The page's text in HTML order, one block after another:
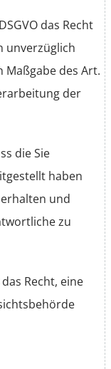
das Recht
unverzüglich
Maßgabe des Art.
der
die Sie
haben
erhalten und
zu
Recht, eine